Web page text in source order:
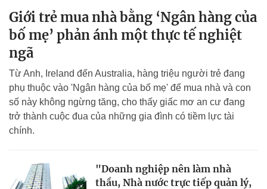
Giới trẻ mua nhà bằng ‘Ngân hàng của
bố mẹ’ phản ánh một thực tế nghiệt
ngã
Từ Anh, Ireland đến Australia, hàng triệu người trẻ đang
phụ thuộc vào 'Ngân hàng của bố mẹ' để mua nhà và con
số này không ngừng tăng, cho thấy giấc mơ an cư đang
trở thành cuộc đua của những gia đình có tiềm lực tài
chính.
"Doanh nghiệp nên làm nhà
thầu, Nhà nước trực tiếp quản lý,